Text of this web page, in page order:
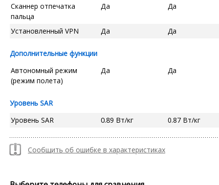
Сканнер отпечатка
пальца
Да Да
Установленный VPN Да Да
Дополнительные функции
Автономный режим
(режим полета)
Да Да
Уровень SAR
Уровень SAR
0.89 Вт/кг 0.87 Вт/кг
Сообщить об ошибке в характеристиках